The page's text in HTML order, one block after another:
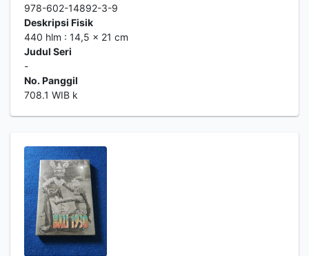
978-602-14892-3-9
Deskripsi Fisik
440 hlm : 14,5 x 21 cm
Judul Seri
-
No. Panggil
708.1 WIB k